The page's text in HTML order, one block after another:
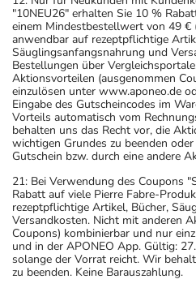
"10NEU26" erhalten Sie 10 %
einem Mindestbestellwert von 49 €
anwendbar auf rezeptpflichtige
Säuglingsanfangsnahrung und
Bestellungen über
Aktionsvorteilen (ausgenommen
einzulösen unter www.aponeo.de
Eingabe des Gutscheincodes im
Vorteils automatisch vom
behalten uns das Recht vor, die
wichtigen Grundes zu beenden
Gutschein bzw. durch eine andere
21: Bei Verwendung des Coupons
Rabatt auf viele Pierre Fabre-
rezeptpflichtige Artikel, Bücher,
Versandkosten. Nicht mit anderen
Coupons) kombinierbar und nur
und in der APONEO App. Gültig:
solange der Vorrat reicht. Wir
zu beenden. Keine Barauszahlung.